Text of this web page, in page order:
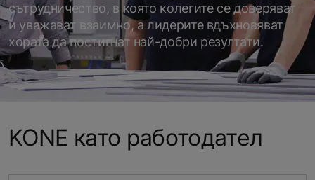
сътрудничество, в която колегите се доверяват
и уважават взаимно, а лидерите вдъхновяват
хората да постигнат най-добри резултати.
KONE като работодател